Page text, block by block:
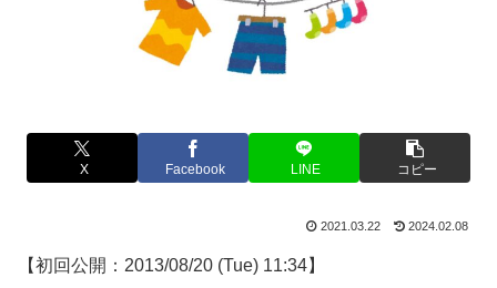
X Facebook LINE コピー
2021.03.22 2024.02.08
【初回公開：2013/08/20 (Tue) 11:34】